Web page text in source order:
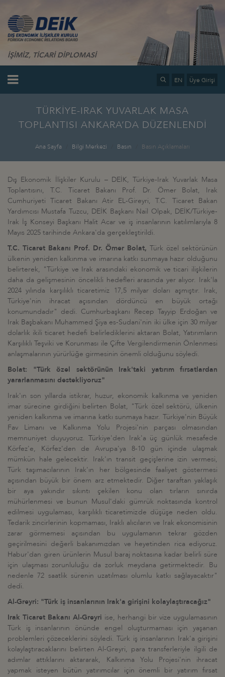
İŞİMİZ, TİCARİ DİPLOMASİ
EN Üye Girişi
TÜRKİYE-IRAK YUVARLAK MASA
TOPLANTISI ANKARA’DA DÜZENLENDİ
Ana Sayfa Bilgi Merkezi Basın Basın Açıklamaları
Dış Ekonomik İlişkiler Kurulu – DEİK, Türkiye-Irak Yuvarlak Masa
Toplantısını, T.C. Ticaret Bakanı Prof. Dr. Ömer Bolat, Irak
Cumhuriyeti Ticaret Bakanı Atir EL-Gireyri, T.C. Ticaret Bakan
Yardımcısı Mustafa Tuzcu, DEİK Başkanı Nail Olpak, DEİK/Türkiye-
Irak İş Konseyi Başkanı Halit Acar ve iş insanlarının katılımlarıyla 8
Mayıs 2025 tarihinde Ankara'da gerçekleştirildi.
T.C. Ticaret Bakanı Prof. Dr. Ömer Bolat, Türk özel sektörünün
ülkenin yeniden kalkınma ve imarına katkı sunmaya hazır olduğunu
belirterek, "Türkiye ve Irak arasındaki ekonomik ve ticari ilişkilerin
daha da gelişmesinin öncelikli hedefleri arasında yer alıyor. Irak'la
2024 yılında karşılıklı ticaretimiz 17,5 milyar doları aşmıştır. Irak,
Türkiye'nin ihracat açısından dördüncü en büyük ortağı
konumundadır" dedi. Cumhurbaşkanı Recep Tayyip Erdoğan ve
Irak Başbakanı Muhammed Şiya es-Sudani'nin iki ülke için 30 milyar
dolarlık ikili ticaret hedefi belirlediklerini aktaran Bolat, Yatırımların
Karşılıklı Teşviki ve Korunması ile Çifte Vergilendirmenin Önlenmesi
anlaşmalarının yürürlüğe girmesinin önemli olduğunu söyledi.
Bolat: "Türk özel sektörünün Irak'taki yatırım fırsatlardan
yararlanmasını destekliyoruz"
Irak'ın son yıllarda istikrar, huzur, ekonomik kalkınma ve yeniden
imar sürecine girdiğini belirten Bolat, "Türk özel sektörü, ülkenin
yeniden kalkınma ve imarına katkı sunmaya hazır. Türkiye'nin Büyük
Fav Limanı ve Kalkınma Yolu Projesi'nin parçası olmasından
memnuniyet duyuyoruz. Türkiye'den Irak'a üç günlük mesafede
Körfez'e, Körfez'den de Avrupa'ya 8-10 gün içinde ulaşmak
mümkün hale gelecektir. Irak'ın transit geçişlerine izin vermesi,
Türk taşımacılarının Irak'ın her bölgesinde faaliyet göstermesi
açısından büyük bir önem arz etmektedir. Diğer taraftan yaklaşık
bir aya yakındır sıkıntı çekilen konu olan tırların sınırda
mühürlenmesi ve bunun Musul'daki gümrük noktasında kontrol
edilmesi uygulaması, karşılıklı ticaretimizde düşüşe neden oldu.
Tedarik zincirlerinin kopmaması, Iraklı alıcıların ve Irak ekonomisinin
zarar görmemesi açısından bu uygulamanın tekrar gözden
geçirilmesini değerli bakanımızdan ve heyetinden rica ediyoruz.
Habur'dan giren ürünlerin Musul baraj noktasına kadar belirli süre
için ulaşması zorunluluğu da zorluk meydana getirmektedir. Bu
nedenle 72 saatlik sürenin uzatılması olumlu katkı sağlayacaktır"
dedi.
Al-Greyri: "Türk iş insanlarının Irak'a girişini kolaylaştıracağız"
Irak Ticaret Bakanı Al-Greyri ise, herhangi bir vize uygulamasının
Türk iş insanlarının önünde engel oluşturmaması için yaşanan
problemleri çözeceklerini söyledi. Türk iş insanlarının Irak'a girişini
kolaylaştıracaklarını belirten Al-Greyri, para transferleriyle ilgili de
adımlar attıklarını aktararak, Kalkınma Yolu Projesi'nin ihracat
yapmak isteyen bütün yatırımcılar için önemli bir yatırım fırsat